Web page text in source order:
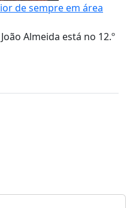
de sempre em área
Almeida está no 12.º